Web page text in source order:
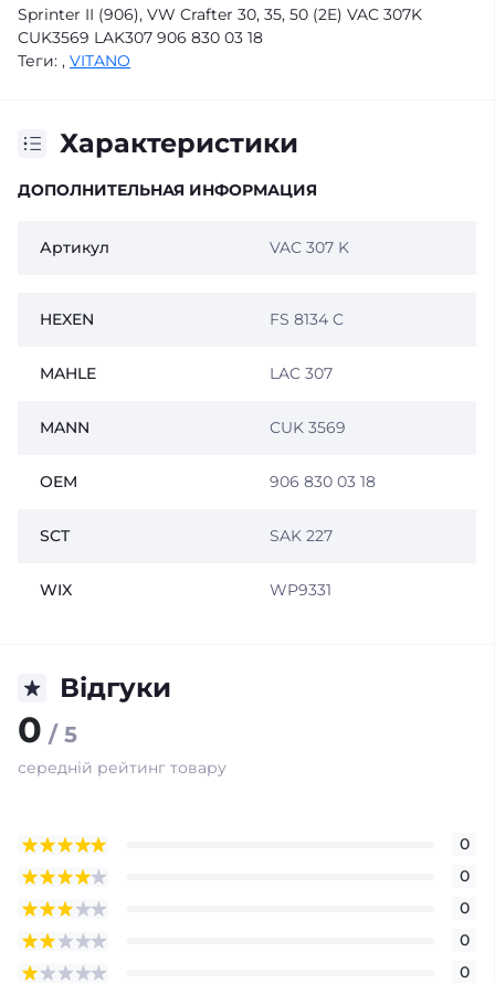
Sprinter II (906), VW Crafter 30, 35, 50 (2E) VAC 307K
CUK3569 LAK307 906 830 03 18
Теги: , VITANO
Характеристики
ДОПОЛНИТЕЛЬНАЯ ИНФОРМАЦИЯ
Артикул VAC 307 K
HEXEN FS 8134 C
MAHLE LAC 307
MANN CUK 3569
OEM 906 830 03 18
SCT SAK 227
WIX WP9331
Відгуки
0 / 5
середній рейтинг товару
0
0
0
0
0